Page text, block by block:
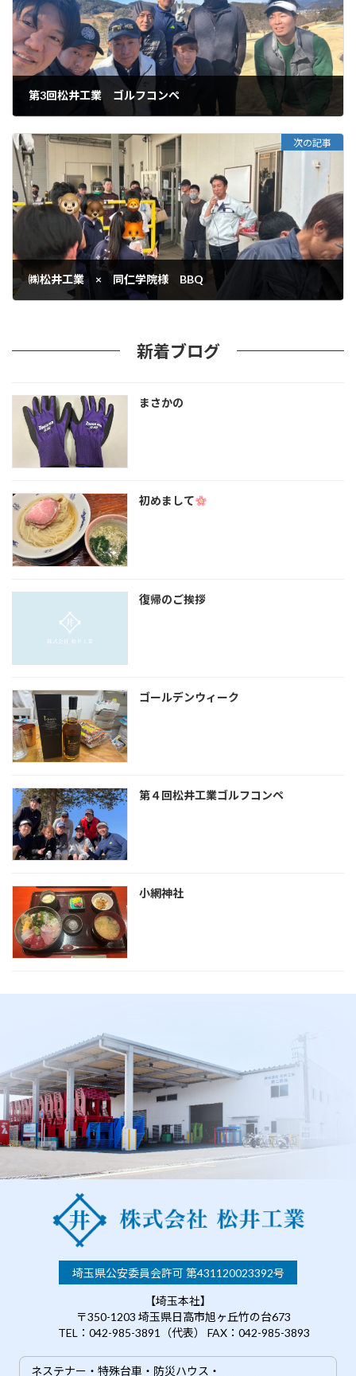
第3回松井工業 ゴルフコンペ
次の記事
㈱松井工業 × 同仁学院様 BBQ
新着ブログ
まさかの
初めまして
復帰のご挨拶
ゴールデンウィーク
第４回松井工業ゴルフコンペ
小網神社
埼玉県公安委員会許可 第431120023392号
【埼玉本社】
〒350-1203 埼玉県日高市旭ヶ丘竹の台673
TEL：042-985-3891（代表） FAX：042-985-3893
ネステナー・特殊台車・防災ハウス・